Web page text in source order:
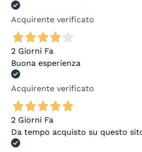
Acquirente verificato
2 Giorni Fa
Buona esperienza
Acquirente verificato
2 Giorni Fa
Da tempo acquisto su questo